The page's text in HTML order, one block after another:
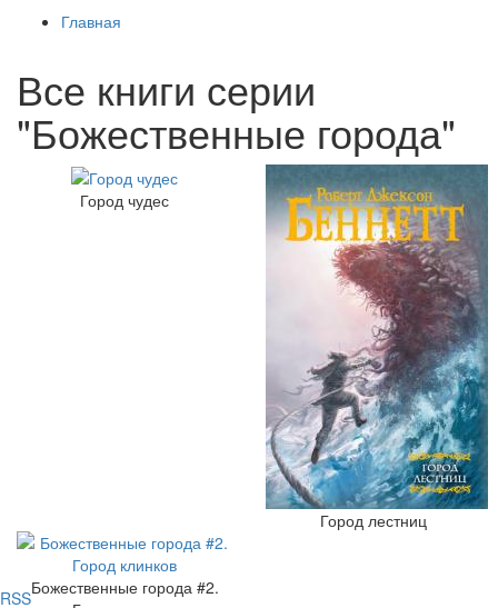
Главная
Все книги серии
"Божественные города"
Город чудес
Город лестниц
Божественные города #2.
RSS